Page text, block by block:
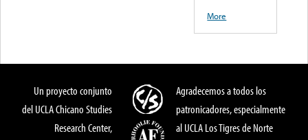
More
Un proyecto conjunto
del UCLA Chicano Studies
Research Center,
Agradecemos a todos los
patronicadores, especialmente
al UCLA Los Tigres de Norte